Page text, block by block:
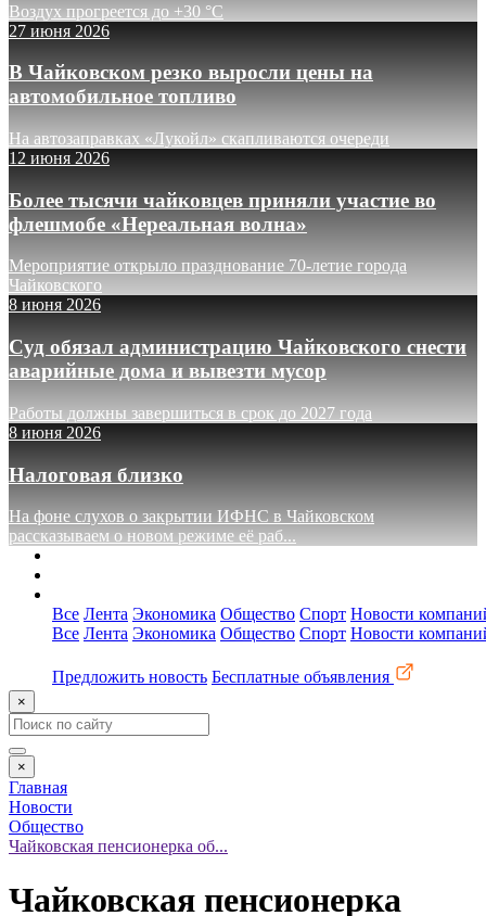
Воздух прогреется до +30 °C
27 июня 2026
В Чайковском резко выросли цены на
автомобильное топливо
На автозаправках «Лукойл» скапливаются очереди
12 июня 2026
Более тысячи чайковцев приняли участие во
флешмобе «Нереальная волна»
Мероприятие открыло празднование 70-летие города
Чайковского
8 июня 2026
Суд обязал администрацию Чайковского снести
аварийные дома и вывезти мусор
Работы должны завершиться в срок до 2027 года
8 июня 2026
Налоговая близко
На фоне слухов о закрытии ИФНС в Чайковском
рассказываем о новом режиме её раб...
Все Лента Экономика Общество Спорт Новости
Все Лента Экономика Общество Спорт Новости
Предложить новость Бесплатные объявления
×
×
Главная
Новости
Общество
Чайковская пенсионерка об...
Чайковская пенсионерка